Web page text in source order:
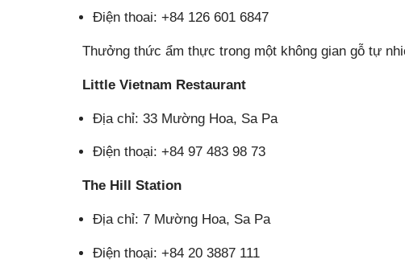
Điện thoai: +84 126 601 6847
Thưởng thức ẩm thực trong một không gian gỗ tự
Little Vietnam Restaurant
Địa chỉ: 33 Mường Hoa, Sa Pa
Điện thoại: +84 97 483 98 73
The Hill Station
Địa chỉ: 7 Mường Hoa, Sa Pa
Điện thoại: +84 20 3887 111